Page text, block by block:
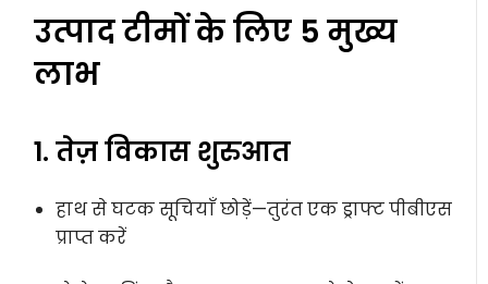
उत्पाद टीमों के लिए 5 मुख्य
लाभ
1. तेज़ विकास शुरुआत
हाथ से घटक सूचियाँ छोड़ें—तुरंत एक ड्राफ्ट पीबीएस
प्राप्त करें